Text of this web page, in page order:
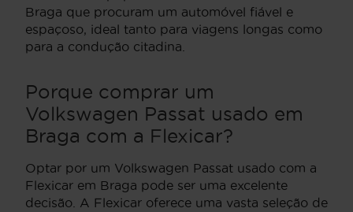
Braga que procuram um automóvel fiável e
espaçoso, ideal tanto para viagens longas como
para a condução citadina.
Porque comprar um
Volkswagen Passat usado em
Braga com a Flexicar?
Optar por um Volkswagen Passat usado com a
Flexicar em Braga pode ser uma excelente
decisão. A Flexicar oferece uma vasta seleção de